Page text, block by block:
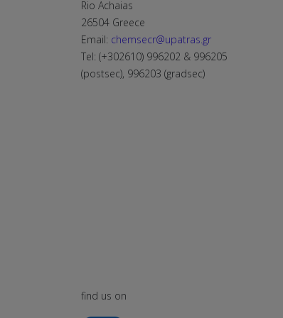
Rio Achaias
26504 Greece
Email: chemsecr@upatras.gr
Tel: (+302610) 996202 & 996205
(postsec), 996203 (gradsec)
find us on